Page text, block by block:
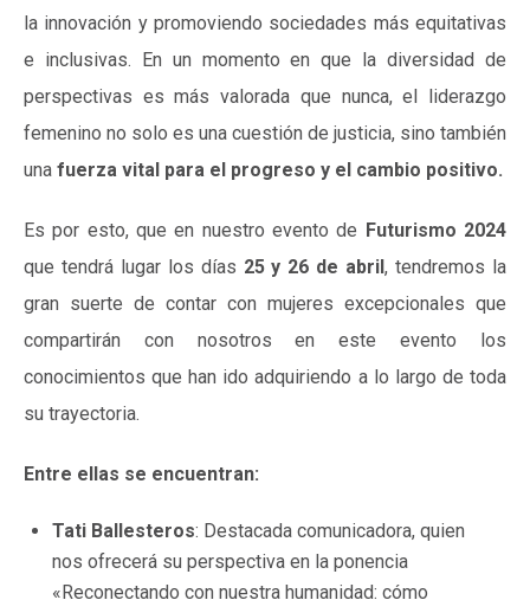
la innovación y promoviendo sociedades más equitativas
e inclusivas. En un momento en que la diversidad de
perspectivas es más valorada que nunca, el liderazgo
femenino no solo es una cuestión de justicia, sino también
una fuerza vital para el progreso y el cambio positivo.
Es por esto, que en nuestro evento de Futurismo 2024
que tendrá lugar los días 25 y 26 de abril, tendremos la
gran suerte de contar con mujeres excepcionales que
compartirán con nosotros en este evento los
conocimientos que han ido adquiriendo a lo largo de toda
su trayectoria.
Entre ellas se encuentran:
Tati Ballesteros: Destacada comunicadora, quien
nos ofrecerá su perspectiva en la ponencia
«Reconectando con nuestra humanidad: cómo